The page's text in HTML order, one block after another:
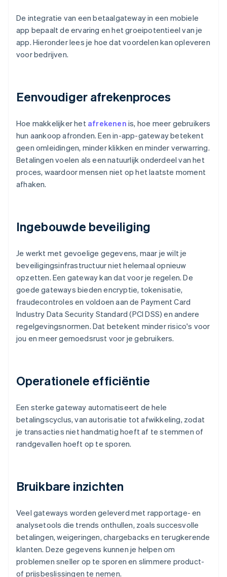
De integratie van een betaalgateway in een mobiele
app bepaalt de ervaring en het groeipotentieel van je
app. Hieronder lees je hoe dat voordelen kan opleveren
voor bedrijven.
Eenvoudiger afrekenproces
Hoe makkelijker het afrekenen is, hoe meer gebruikers
hun aankoop afronden. Een in-app-gateway betekent
geen omleidingen, minder klikken en minder verwarring.
Betalingen voelen als een natuurlijk onderdeel van het
proces, waardoor mensen niet op het laatste moment
afhaken.
Ingebouwde beveiliging
Je werkt met gevoelige gegevens, maar je wilt je
beveiligingsinfrastructuur niet helemaal opnieuw
opzetten. Een gateway kan dat voor je regelen. De
goede gateways bieden encryptie, tokenisatie,
fraudecontroles en voldoen aan de Payment Card
Industry Data Security Standard (PCI DSS) en andere
regelgevingsnormen. Dat betekent minder risico's voor
jou en meer gemoedsrust voor je gebruikers.
Operationele efficiëntie
Een sterke gateway automatiseert de hele
betalingscyclus, van autorisatie tot afwikkeling, zodat
je transacties niet handmatig hoeft af te stemmen of
randgevallen hoeft op te sporen.
Bruikbare inzichten
Veel gateways worden geleverd met rapportage- en
analysetools die trends onthullen, zoals succesvolle
betalingen, weigeringen, chargebacks en terugkerende
klanten. Deze gegevens kunnen je helpen om
problemen sneller op te sporen en slimmere product-
of prijsbeslissingen te nemen.